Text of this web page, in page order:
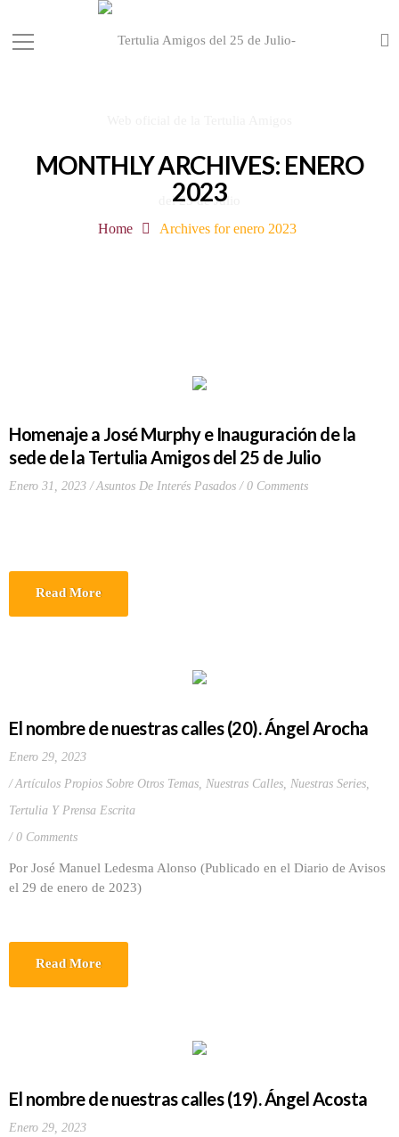
MONTHLY ARCHIVES: ENERO
2023
Home Archives for enero 2023
Homenaje a José Murphy e Inauguración de la
sede de la Tertulia Amigos del 25 de Julio
Enero 31, 2023 Asuntos De Interés Pasados 0 Comments
Read More
El nombre de nuestras calles (20). Ángel Arocha
Enero 29, 2023
Artículos Propios Sobre Otros Temas, Nuestras Calles, Nuestras Series,
Tertulia Y Prensa Escrita
0 Comments
Por José Manuel Ledesma Alonso (Publicado en el Diario de Avisos
el 29 de enero de 2023)
Read More
El nombre de nuestras calles (19). Ángel Acosta
Enero 29, 2023